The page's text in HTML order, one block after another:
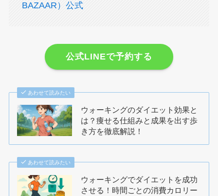
BAZAAR）公式
公式LINEで予約する
あわせて読みたい
ウォーキングのダイエット効果と
は？痩せる仕組みと成果を出す歩
き方を徹底解説！
あわせて読みたい
ウォーキングでダイエットを成功
させる！時間ごとの消費カロリー